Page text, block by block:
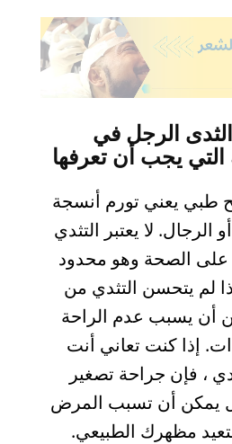
الرجل في
التي يجب أن تعرفها
طبي يعني تورم أنسجة
الرجال. لا يعتبر التثدي
الصحة وهو محدود
لم يتحسن التثدي من
أن يسبب عدم الراحة
إذا كنت تعاني أنت
، فإن جراحة تصغير
يمكن أن تسبب المرض
مظهرك الطبيعي.